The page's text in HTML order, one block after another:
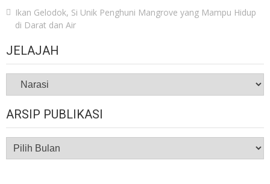
Ikan Gelodok, Si Unik Penghuni Mangrove yang Mampu Hidup
di Darat dan Air
JELAJAH
JELAJAH
ARSIP PUBLIKASI
ARSIP
PUBLIKASI